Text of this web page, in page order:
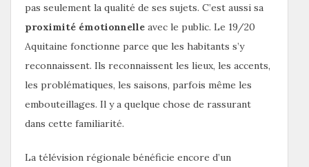
pas seulement la qualité de ses sujets. C’est aussi sa
proximité émotionnelle avec le public. Le 19/20
Aquitaine fonctionne parce que les habitants s’y
reconnaissent. Ils reconnaissent les lieux, les accents,
les problématiques, les saisons, parfois même les
embouteillages. Il y a quelque chose de rassurant
dans cette familiarité.
La télévision régionale bénéficie encore d’un